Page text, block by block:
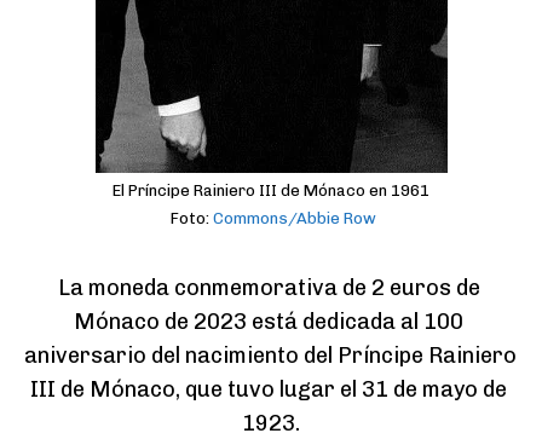
El Príncipe Rainiero III de Mónaco en 1961
Foto: Commons/Abbie Row
La moneda conmemorativa de 2 euros de
Mónaco de 2023 está dedicada al 100
aniversario del nacimiento del Príncipe Rainiero
III de Mónaco, que tuvo lugar el 31 de mayo de
1923.